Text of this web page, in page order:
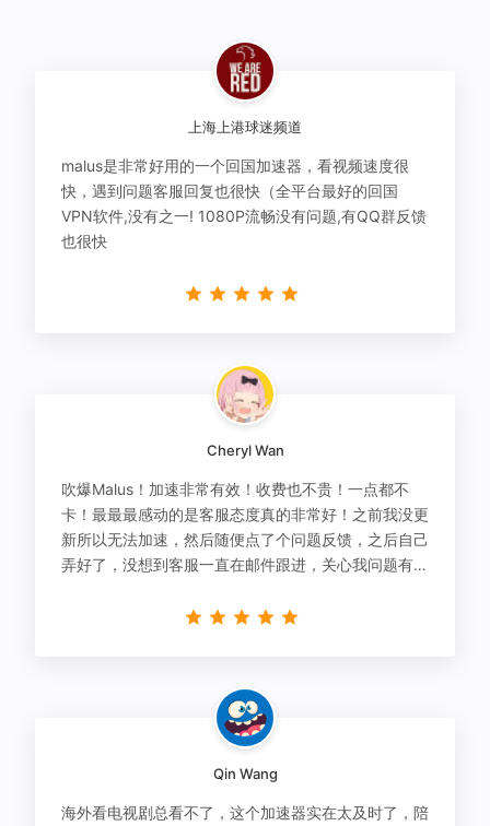
上海上港球迷频道
malus是非常好用的一个回国加速器，看视频速度很
快，遇到问题客服回复也很快（全平台最好的回国
VPN软件,没有之一! 1080P流畅没有问题,有QQ群反馈
也很快
Cheryl Wan
吹爆Malus！加速非常有效！收费也不贵！一点都不
卡！最最最感动的是客服态度真的非常好！之前我没更
新所以无法加速，然后随便点了个问题反馈，之后自己
弄好了，没想到客服一直在邮件跟进，关心我问题有没
Qin Wang
海外看电视剧总看不了，这个加速器实在太及时了，陪